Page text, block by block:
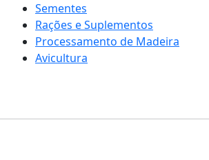
Sementes
Rações e Suplementos
Processamento de Madeira
Avicultura